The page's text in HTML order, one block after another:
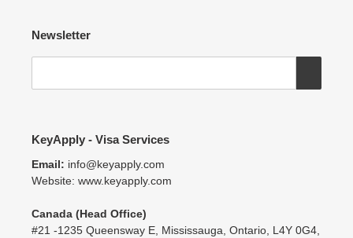
Newsletter
KeyApply - Visa Services
Email: info@keyapply.com
Website: www.keyapply.com
Canada (Head Office)
#21 -1235 Queensway E, Mississauga, Ontario, L4Y 0G4,